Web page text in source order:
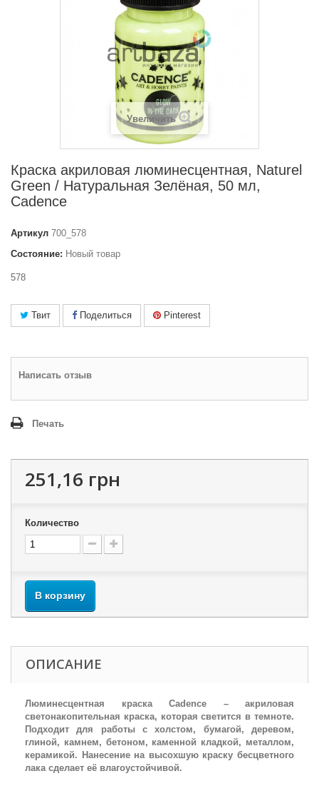
Увеличить
Краска акриловая люминесцентная, Naturel
Green / Натуральная Зелёная, 50 мл,
Cadence
Артикул 700_578
Состояние: Новый товар
578
Твит Поделиться Pinterest
Написать отзыв
Печать
251,16 грн
Количество
В корзину
ОПИСАНИЕ
Люминесцентная краска Cadence – акриловая
светонакопительная краска, которая светится в темноте.
Подходит для работы с холстом, бумагой, деревом,
глиной, камнем, бетоном, каменной кладкой, металлом,
керамикой. Нанесение на высохшую краску бесцветного
лака сделает её влагоустойчивой.